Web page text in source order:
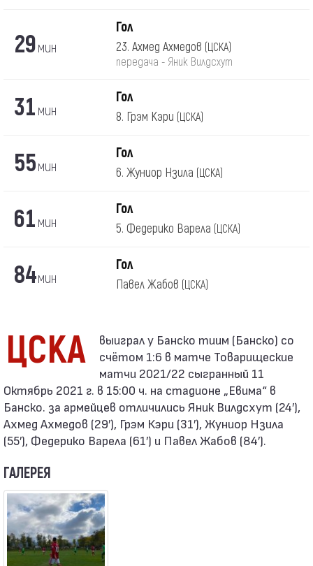
29мин
Гол
23. Ахмед Ахмедов (ЦСКА)
передача - Яник Вилдсхут
31 мин
Гол
8. Грэм Кэри (ЦСКА)
55мин
Гол
6. Жуниор Нзила (ЦСКА)
61 мин
Гол
5. Федерико Варела (ЦСКА)
84мин
Гол
Павел Жабов (ЦСКА)
ЦСКА
счётом 1:6 в матче Товарищеские
матчи 2021/22 сыгранный 11
Октябрь 2021 г. в 15:00 ч. на стадионе „Евима“ в
Банско. за армейцев отличились Яник Вилдсхут (24′),
Ахмед Ахмедов (29′), Грэм Кэри (31′), Жуниор Нзила
(55′), Федерико Варела (61′) и Павел Жабов (84′).
ГАЛЕРЕЯ